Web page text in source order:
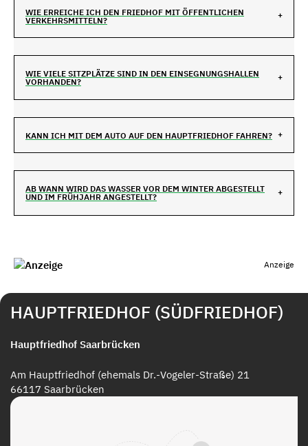
WIE ERREICHE ICH DEN FRIEDHOF MIT ÖFFENTLICHEN
VERKEHRSMITTELN?
WIE VIELE SITZPLÄTZE SIND IN DEN EINSEGNUNGSHALLEN
VORHANDEN?
KANN ICH MIT DEM AUTO AUF DEN HAUPTFRIEDHOF FAHREN?
AB WANN WIRD DAS WASSER VOR DEM WINTER ABGESTELLT
UND IM FRÜHJAHR ANGESTELLT?
Anzeige
HAUPTFRIEDHOF (SÜDFRIEDHOF)
Hauptfriedhof Saarbrücken
Am Hauptfriedhof (ehemals Dr.-Vogeler-Straße) 21
66117 Saarbrücken